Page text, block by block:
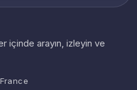
içinde arayın, izleyin ve